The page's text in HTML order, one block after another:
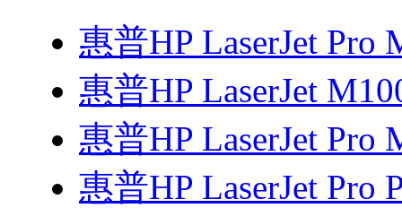
惠普HP LaserJet Pro
惠普HP LaserJet
惠普HP LaserJet Pro
惠普HP LaserJet Pro